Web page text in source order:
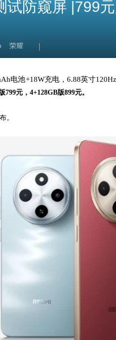
防窥屏 |799
荣耀
电池+18W充电，6.88英寸
799元，4+128GB版899元。
。